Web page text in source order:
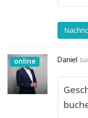
online Daniel